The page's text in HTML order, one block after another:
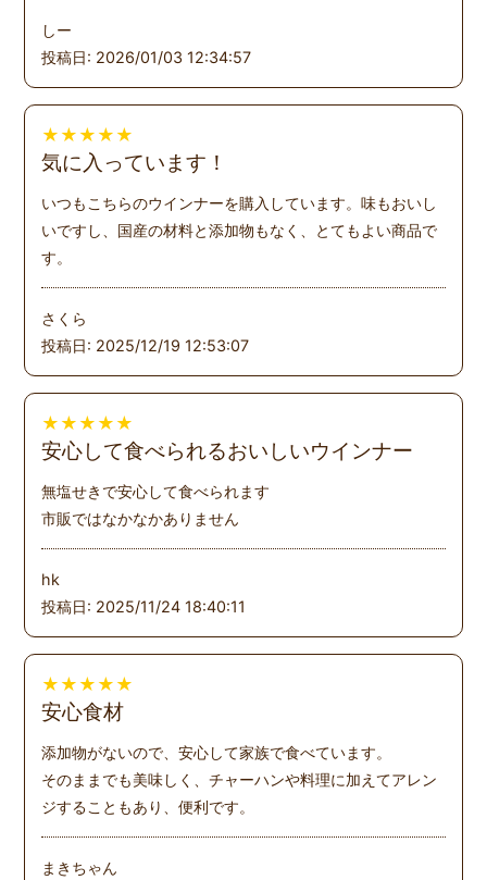
しー
投稿日: 2026/01/03 12:34:57
★ ★ ★ ★ ★
気に入っています！
いつもこちらのウインナーを購入しています。味もおいし
いですし、国産の材料と添加物もなく、とてもよい商品で
す。
さくら
投稿日: 2025/12/19 12:53:07
★ ★ ★ ★ ★
安心して食べられるおいしいウインナー
無塩せきで安心して食べられます
市販ではなかなかありません
hk
投稿日: 2025/11/24 18:40:11
★ ★ ★ ★ ★
安心食材
添加物がないので、安心して家族で食べています。
そのままでも美味しく、チャーハンや料理に加えてアレン
ジすることもあり、便利です。
まきちゃん